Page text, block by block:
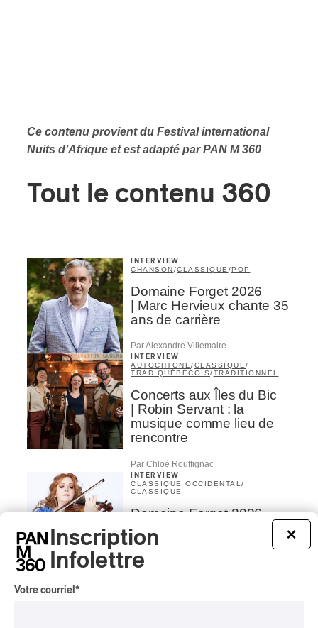
Ce contenu provient du Festival international
Nuits d’Afrique et est adapté par PAN M 360
Tout le contenu 360
INTERVIEW
CHANSON/CLASSIQUE /POP
Domaine Forget 2026
| Marc Hervieux chante 35
ans de carrière
Par Alexandre Villemaire
INTERVIEW
AUTOCHTONE/CLASSIQUE/
TRAD QUÉBÉCOIS/TRADITIONNEL
Concerts aux Îles du Bic
| Robin Servant : la
musique comme lieu de
rencontre
Par Chloé Rouffignac
INTERVIEW
CLASSIQUE OCCIDENTAL /
CLASSIQUE
Domaine Forget 2026
| Bach éternel et éternelles
passions avec Rachel
Barton Pine
×
Inscription
Infolettre
Votre courriel *